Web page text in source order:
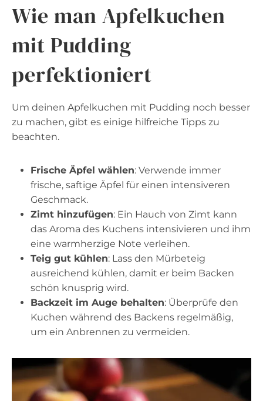
Wie man Apfelkuchen
mit Pudding
perfektioniert
Um deinen Apfelkuchen mit Pudding noch besser
zu machen, gibt es einige hilfreiche Tipps zu
beachten.
Frische Äpfel wählen: Verwende immer
frische, saftige Äpfel für einen intensiveren
Geschmack.
Zimt hinzufügen: Ein Hauch von Zimt kann
das Aroma des Kuchens intensivieren und ihm
eine warmherzige Note verleihen.
Teig gut kühlen: Lass den Mürbeteig
ausreichend kühlen, damit er beim Backen
schön knusprig wird.
Backzeit im Auge behalten: Überprüfe den
Kuchen während des Backens regelmäßig,
um ein Anbrennen zu vermeiden.